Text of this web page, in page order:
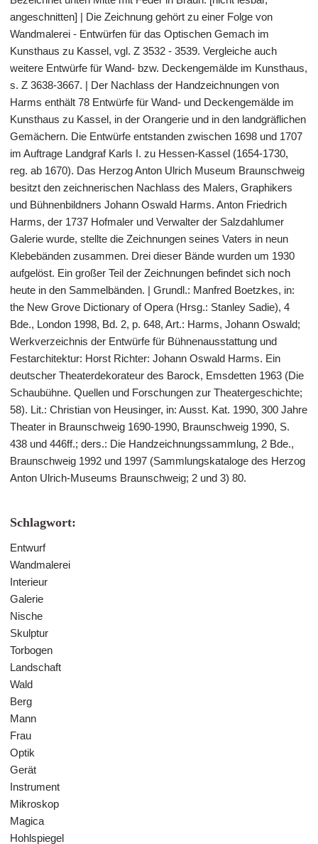
angeschnitten] | Die Zeichnung gehört zu einer Folge von
Wandmalerei - Entwürfen für das Optischen Gemach im
Kunsthaus zu Kassel, vgl. Z 3532 - 3539. Vergleiche auch
weitere Entwürfe für Wand- bzw. Deckengemälde im Kunsthaus,
s. Z 3638-3667. | Der Nachlass der Handzeichnungen von
Harms enthält 78 Entwürfe für Wand- und Deckengemälde im
Kunsthaus zu Kassel, in der Orangerie und in den landgräflichen
Gemächern. Die Entwürfe entstanden zwischen 1698 und 1707
im Auftrage Landgraf Karls I. zu Hessen-Kassel (1654-1730,
reg. ab 1670). Das Herzog Anton Ulrich Museum Braunschweig
besitzt den zeichnerischen Nachlass des Malers, Graphikers
und Bühnenbildners Johann Oswald Harms. Anton Friedrich
Harms, der 1737 Hofmaler und Verwalter der Salzdahlumer
Galerie wurde, stellte die Zeichnungen seines Vaters in neun
Klebebänden zusammen. Drei dieser Bände wurden um 1930
aufgelöst. Ein großer Teil der Zeichnungen befindet sich noch
heute in den Sammelbänden. | Grundl.: Manfred Boetzkes, in:
the New Grove Dictionary of Opera (Hrsg.: Stanley Sadie), 4
Bde., London 1998, Bd. 2, p. 648, Art.: Harms, Johann Oswald;
Werkverzeichnis der Entwürfe für Bühnenausstattung und
Festarchitektur: Horst Richter: Johann Oswald Harms. Ein
deutscher Theaterdekorateur des Barock, Emsdetten 1963 (Die
Schaubühne. Quellen und Forschungen zur Theatergeschichte;
58). Lit.: Christian von Heusinger, in: Ausst. Kat. 1990, 300 Jahre
Theater in Braunschweig 1690-1990, Braunschweig 1990, S.
438 und 446ff.; ders.: Die Handzeichnungssammlung, 2 Bde.,
Braunschweig 1992 und 1997 (Sammlungskataloge des Herzog
Anton Ulrich-Museums Braunschweig; 2 und 3) 80.
Schlagwort:
Entwurf
Wandmalerei
Interieur
Galerie
Nische
Skulptur
Torbogen
Landschaft
Wald
Berg
Mann
Frau
Optik
Gerät
Instrument
Mikroskop
Magica
Hohlspiegel